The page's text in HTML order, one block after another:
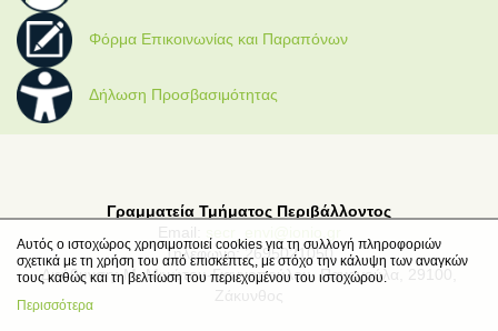
Φόρμα Επικοινωνίας και Παραπόνων
Δήλωση Προσβασιμότητας
Γραμματεία Τμήματος Περιβάλλοντος
Email:
Τηλέφωνο: 2695021050
Διεύθυνση: Μ. Μινώτου-Γιαννοπούλου, Παναγούλα, 29100,
Ζάκυνθος
Αυτός ο ιστοχώρος χρησιμοποιεί cookies για τη συλλογή πληροφοριών
σχετικά με τη χρήση του από επισκέπτες, με στόχο την κάλυψη των αναγκών
τους καθώς και τη βελτίωση του περιεχομένου του ιστοχώρου.
Περισσότερα